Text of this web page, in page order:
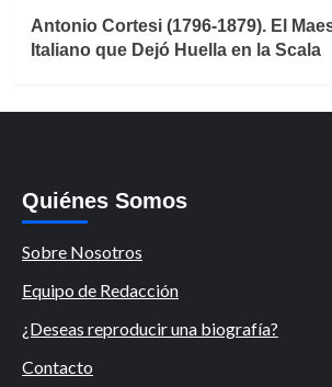
Antonio Cortesi (1796-1879). El
Italiano que Dejó Huella en la Scala
Quiénes Somos
Sobre Nosotros
Equipo de Redacción
¿Deseas reproducir una biografía?
Contacto